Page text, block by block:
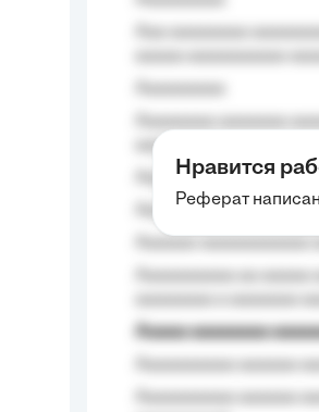
aaaa aaaa.
Aaaaaaaaa
Aaaaaaaaaa aa aaa
Aaaaa aaaaaaaa
Нравится
Реферат